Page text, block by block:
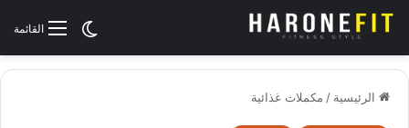
القائمةالوضع
الرئيسية / مكملات غذائية